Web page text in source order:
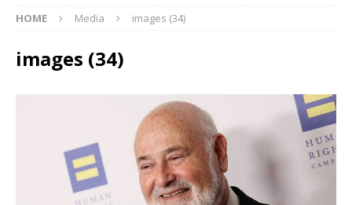
HOME Media images (34)
images (34)